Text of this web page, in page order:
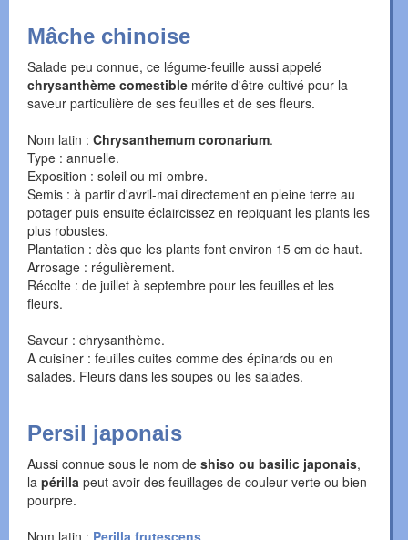
Mâche chinoise
Salade peu connue, ce légume-feuille aussi appelé
chrysanthème comestible mérite d'être cultivé pour la
saveur particulière de ses feuilles et de ses fleurs.
Nom latin : Chrysanthemum coronarium.
Type : annuelle.
Exposition : soleil ou mi-ombre.
Semis : à partir d'avril-mai directement en pleine terre au
potager puis ensuite éclaircissez en repiquant les plants les
plus robustes.
Plantation : dès que les plants font environ 15 cm de haut.
Arrosage : régulièrement.
Récolte : de juillet à septembre pour les feuilles et les
fleurs.
Saveur : chrysanthème.
A cuisiner : feuilles cuites comme des épinards ou en
salades. Fleurs dans les soupes ou les salades.
Persil japonais
Aussi connue sous le nom de shiso ou basilic japonais,
la périlla peut avoir des feuillages de couleur verte ou bien
pourpre.
Nom latin : Perilla frutescens.